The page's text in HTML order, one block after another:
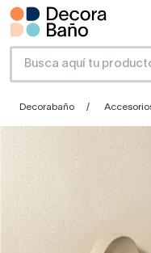
Decorabaño